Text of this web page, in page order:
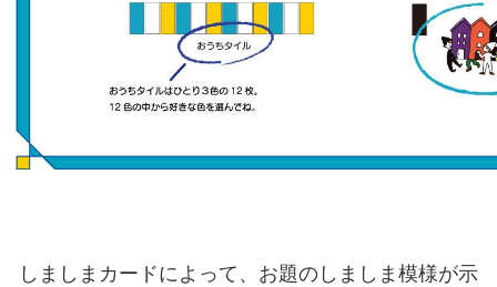
しましまカードによって、お題のしましま模様が示